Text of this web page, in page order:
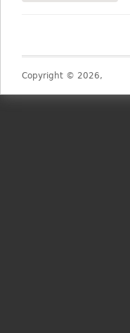
Copyright © 2026,